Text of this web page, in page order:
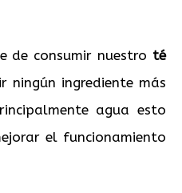
de consumir nuestro té
ningún ingrediente más
agua esto
el funcionamiento